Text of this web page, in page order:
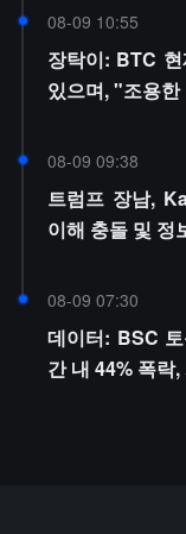
08-09 10:55
장탁이: BTC
있으며, "조용
08-09 09:38
트럼프 장남,
이해 충돌 및 정
08-09 07:30
데이터: BSC
간 내 44% 폭락